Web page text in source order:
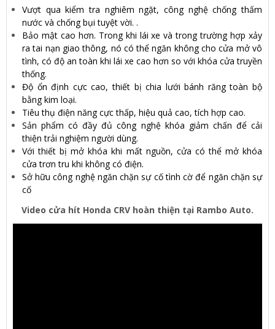
Vượt qua kiểm tra nghiêm ngặt, công nghệ chống thấm
nước và chống bụi tuyệt vời. .
Bảo mật cao hơn. Trong khi lái xe và trong trường hợp xảy
ra tai nạn giao thông, nó có thể ngăn không cho cửa mở vô
tình, có độ an toàn khi lái xe cao hơn so với khóa cửa truyền
thống.
Độ ổn định cực cao, thiết bị chia lưới bánh răng toàn bộ
bằng kim loại.
Tiêu thụ điện năng cực thấp, hiệu quả cao, tích hợp cao.
Sản phẩm có đầy đủ công nghệ khóa giảm chấn để cải
thiện trải nghiệm người dùng.
Với thiết bị mở khóa khi mất nguồn, cửa có thể mở khóa
cửa trơn tru khi không có điện.
Sở hữu công nghệ ngăn chặn sự cố tình cờ để ngăn chặn sự
cố
Video cửa hít Honda CRV hoàn thiện tại Rambo Auto.